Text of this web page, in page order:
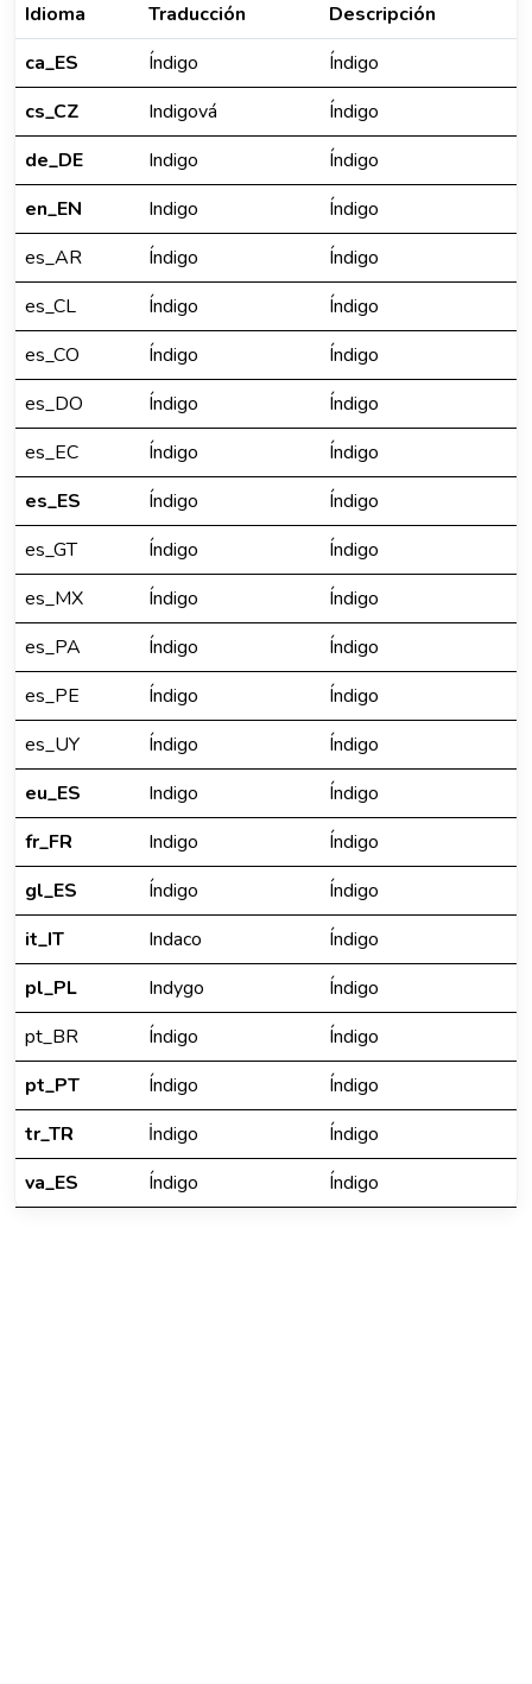
Idioma Traducción
Descripción
ca_ES
Índigo
Índigo
cs_CZ
Indigová
Índigo
de_DE
Indigo
Índigo
en_EN
Indigo
Índigo
es_AR
Índigo
Índigo
es_CL
Índigo
Índigo
es_CO
Índigo
Índigo
es_DO
Índigo
Índigo
es_EC
Índigo
Índigo
es_ES
Índigo
Índigo
es_GT
Índigo
Índigo
es_MX
Índigo
Índigo
es_PA
Índigo
Índigo
es_PE
Índigo
Índigo
es_UY
Índigo
Índigo
eu_ES
Indigo
Índigo
fr_FR
Indigo
Índigo
gl_ES
Índigo
Índigo
it_IT
Indaco
Índigo
pl_PL
Indygo
Índigo
pt_BR
Índigo
Índigo
pt_PT
Índigo
Índigo
tr_TR
İndigo
Índigo
va_ES
Índigo Índigo